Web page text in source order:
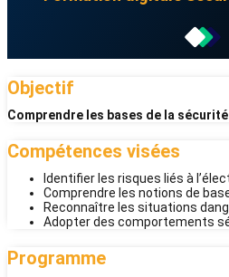
Objectif
Comprendre les bases de la
Compétences visées
Identifier les risques liés à
Comprendre les notions de
Reconnaître les situations
Adopter des comportements
Programme